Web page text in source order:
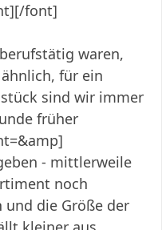
font]
waren,
für ein
sind wir immer
früher
- mittlerweile
noch
und die Größe der